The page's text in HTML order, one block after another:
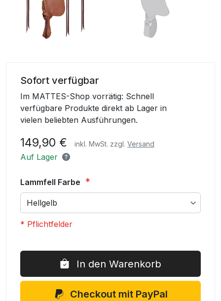
beginning
images
Sofort verfügbar
Im MATTES-Shop vorrätig: Schnell
verfügbare Produkte direkt ab Lager in
vielen beliebten Ausführungen.
149,90 € inkl. MwSt. zzgl. Versand
Auf Lager
Lammfell Farbe
* Pflichtfelder
Westernsitzbezug
Auf
In den Warenkorb
Checkout mit PayPal